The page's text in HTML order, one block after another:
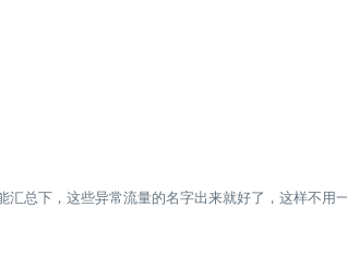
汇总下，这些异常流量的名字出来就好了，这样不用